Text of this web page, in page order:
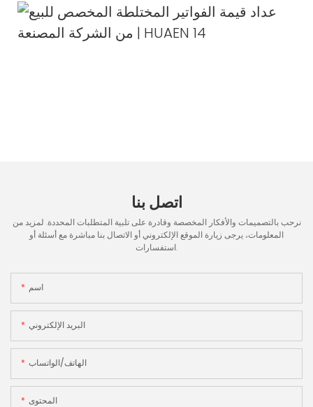
اتصل بنا
نرحب بالتصميمات والأفكار المخصصة وقادرة على تلبية المتطلبات المحددة. لمزيد من
المعلومات، يرجى زيارة الموقع الإلكتروني أو الاتصال بنا مباشرة مع أسئلة أو
استفسارات.
اسم
البريد الإلكتروني
الهاتف/الواتساب
المحتوى